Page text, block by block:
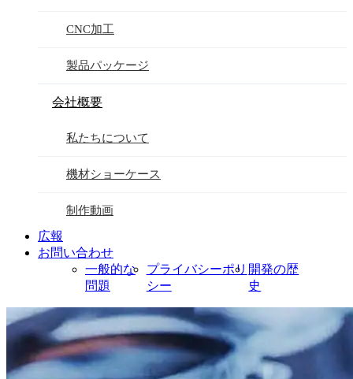
CNC加工
製品パッケージ
会社概要
私たちについて
機材ショーケース
制作動画
広報
お問い合わせ
一般的な
問題
プライバシーポリ
シー
開発の歴
史